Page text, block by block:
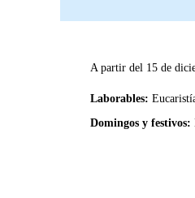
A partir del 15 de
Laborables:
Domingos y festivos: